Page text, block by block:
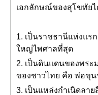
เอกลักษณ์ของสุโขทัยไ
1. เป็นราชธานีแห่งแร
ใหญ่ไพศาลที่สุด
2. เป็นดินแดนของพร
ของชาวไทย คือ พ่อขุ
3. เป็นแหล่งกำเนิดลา